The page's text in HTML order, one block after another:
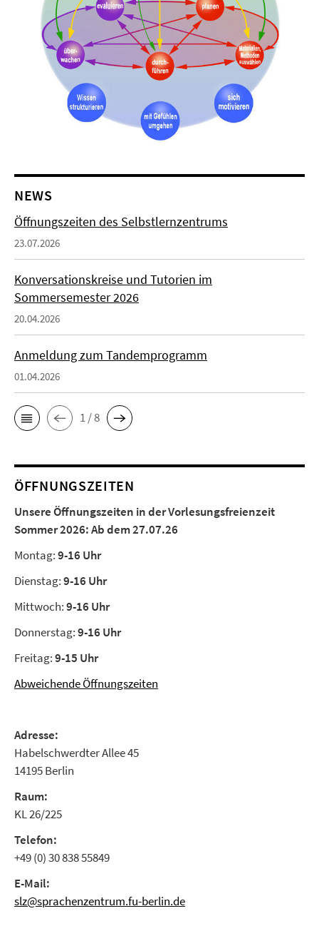
NEWS
Öffnungszeiten des Selbstlernzentrums
23.07.2026
Konversationskreise und Tutorien im
Sommersemester 2026
20.04.2026
Anmeldung zum Tandemprogramm
01.04.2026
1 / 8
ÖFFNUNGSZEITEN
Unsere Öffnungszeiten in der Vorlesungsfreienzeit
Sommer 2026:Ab dem 27.07.26
Montag:9-16 Uhr
Dienstag:9-16 Uhr
Mittwoch:9-16 Uhr
Donnerstag:9-16 Uhr
Freitag:9-15 Uhr
Abweichende Öffnungszeiten
Adresse:
Habelschwerdter Allee 45
14195 Berlin
Raum:
KL 26/225
Telefon:
+49 (0) 30 838 55849
E-Mail:
slz@sprachenzentrum.fu-berlin.de